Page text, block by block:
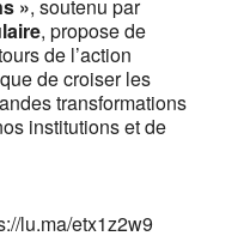
», soutenu par
, propose de
de l’action
de croiser les
transformations
institutions et de
lu.ma/etx1z2w9